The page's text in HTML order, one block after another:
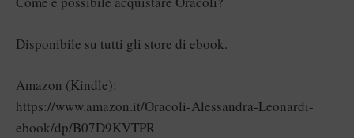
Disponibile su tutti gli store di ebook.
Amazon (Kindle):
https://www.amazon.it/Oracoli-Alessandra-Leonardi-
ebook/dp/B07D9KVTPR